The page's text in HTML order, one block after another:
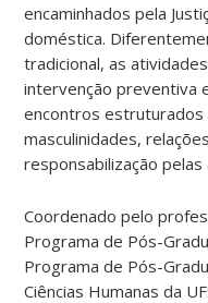
encaminhados pela
doméstica.
tradicional, as
intervenção preventiva
encontros estruturados
masculinidades,
responsabilização
Coordenado pelo
Programa de Pós-
Programa de Pós-
Ciências Humanas da